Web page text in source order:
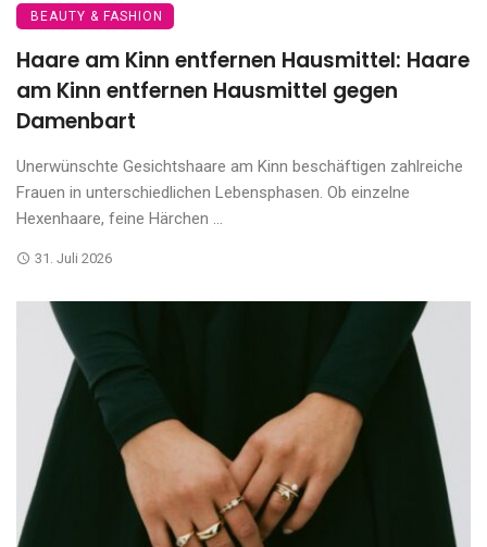
BEAUTY & FASHION
Haare am Kinn entfernen Hausmittel: Haare
am Kinn entfernen Hausmittel gegen
Damenbart
Unerwünschte Gesichtshaare am Kinn beschäftigen zahlreiche
Frauen in unterschiedlichen Lebensphasen. Ob einzelne
Hexenhaare, feine Härchen ...
31. Juli 2026